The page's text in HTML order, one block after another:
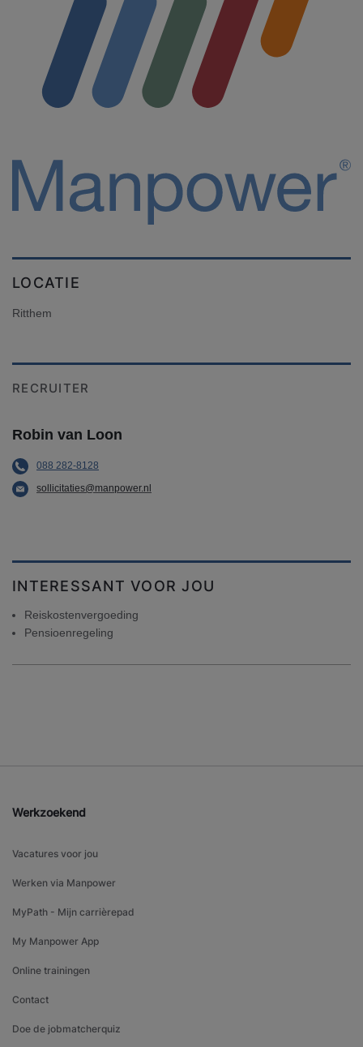
LOCATIE
Ritthem
RECRUITER
Robin van Loon
088 282-8128
sollicitaties@manpower.nl
INTERESSANT VOOR JOU
Reiskostenvergoeding
Pensioenregeling
Werkzoekend
Vacatures voor jou
Werken via Manpower
MyPath - Mijn carrièrepad
My Manpower App
Online trainingen
Contact
Doe de jobmatcherquiz